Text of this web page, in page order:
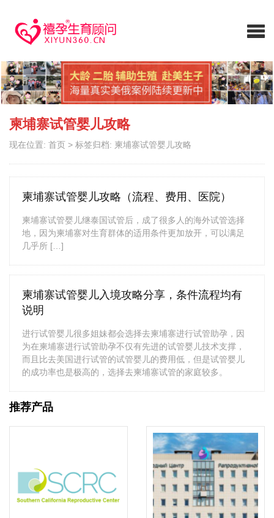
柬埔寨试管婴儿攻略
现在位置: 首页 > 标签归档: 柬埔寨试管婴儿攻略
柬埔寨试管婴儿攻略（流程、费用、医院）
柬埔寨试管婴儿继泰国试管后，成了很多人的海外试管选择
地，因为柬埔寨对生育群体的适用条件更加放开，可以满足
几乎所 […]
柬埔寨试管婴儿入境攻略分享，条件流程均有
说明
进行试管婴儿很多姐妹都会选择去柬埔寨进行试管助孕，因
为在柬埔寨进行试管助孕不仅有先进的试管婴儿技术支撑，
而且比去美国进行试管的试管婴儿的费用低，但是试管婴儿
的成功率也是极高的，选择去柬埔寨试管的家庭较多。
推荐产品